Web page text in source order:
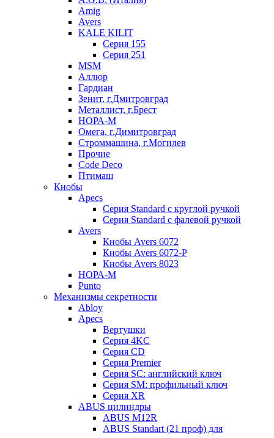
Amig
Avers
KALE KILIT
Серия 155
Серия 251
MSM
Аллюр
Гардиан
Зенит, г.Дмитровград
Металлист, г.Брест
НОРА-М
Омега, г.Димитровград
Строммашина, г.Могилев
Прочие
Code Deco
Птимаш
Кнобы
Apecs
Серия Standard с круглой ручкой
Серия Standard с фалевой ручкой
Avers
Кнобы Avers 6072
Кнобы Avers 6072-P
Кнобы Avers 8023
НОРА-М
Punto
Механизмы секретности
Abloy
Apecs
Вертушки
Серия 4KC
Серия CD
Серия Premier
Серия SC: английский ключ
Серия SM: профильный ключ
Серия XR
ABUS цилиндры
ABUS M12R
ABUS Standart (21 проф) для